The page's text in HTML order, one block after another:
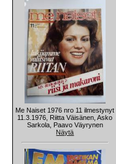
Me Naiset 1976 nro 11 ilmestynyt
11.3.1976, Riitta Väisänen, Asko
Sarkola, Paavo Väyrynen
Näytä